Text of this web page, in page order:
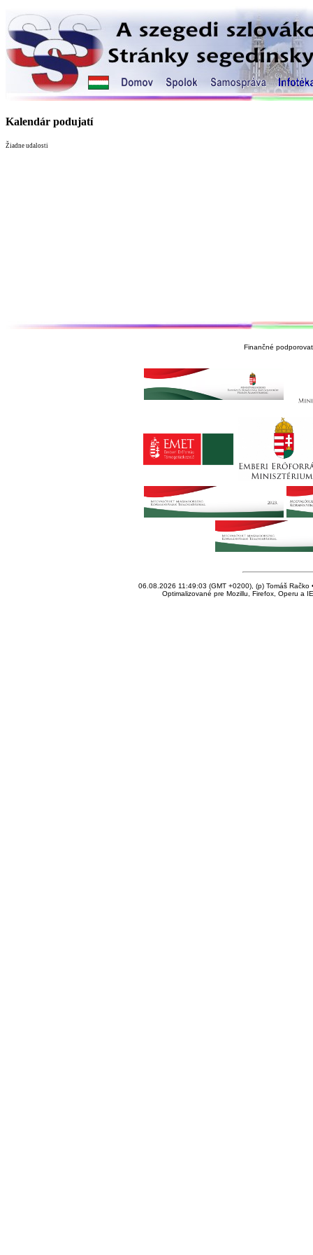
Kalendár podujatí
Žiadne udalosti
Finančné
06.08.2026 11:49:03 (GMT +0200), (p) Tomáš Račko
Optimalizované pre Mozillu, Firefox, Operu a